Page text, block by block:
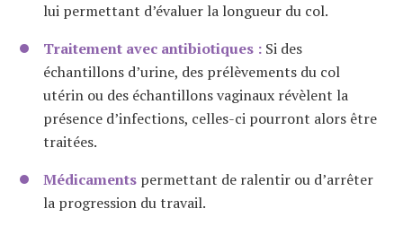
lui permettant d’évaluer la longueur du col.
Traitement avec antibiotiques : Si des
échantillons d’urine, des prélèvements du col
utérin ou des échantillons vaginaux révèlent la
présence d’infections, celles-ci pourront alors être
traitées.
Médicaments permettant de ralentir ou d’arrêter
la progression du travail.